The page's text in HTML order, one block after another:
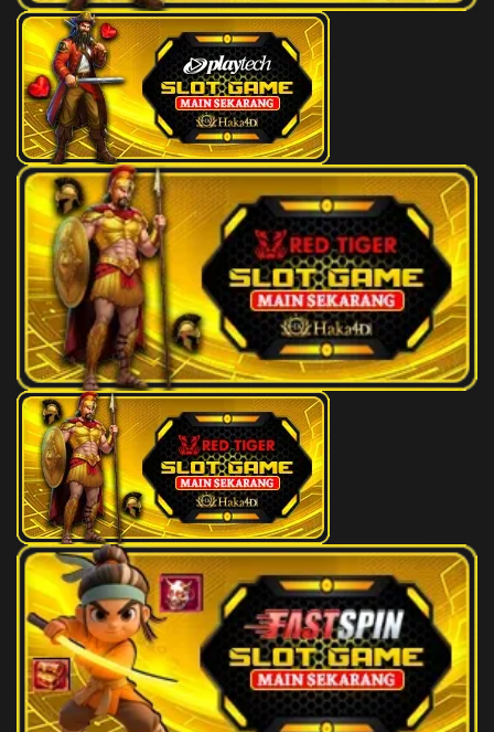
125
Tempat Rokok 3D
866
126
Beli Ikan Busuk
127
Tembakau
128
Beli Kain
129
Belinjo 3D
719
130
Benang 3D
328
131
Telepon 3D
232
132
Teklek 3D
542
133
Teh Obat 3D
010
134
Tebu 3D
718
135
Tas Uang/Dompet
136
Bendera
137
Tas tangan
138
Tas Ravia 3D
564
139
Tas Kulit 3D
446
140
Berak 3D
473
141
Tas Kertas 3D
778
142
Beras 3D
714